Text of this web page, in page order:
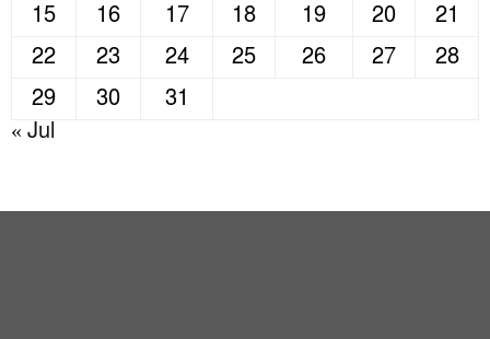
15
16 17 18 19 20
21
22
23 24 25 26 27
28
29
30
31
« Jul